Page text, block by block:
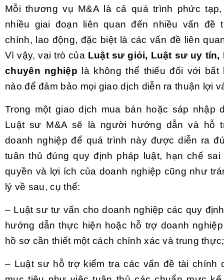
Mỗi thương vụ M&A là cả quá trình phức
nhiều giai đoạn liên quan đến nhiều vấn đề
chính, lao động, đặc biệt là các vấn đề liên
Vì vậy, vai trò của Luật sư giỏi, Luật sư uy tín,
chuyên nghiệp là không thể thiếu đối với bất
nào để đảm bảo mọi giao dịch diễn ra thuận lợi
Trong một giao dịch mua bán hoặc sáp nhập
Luật sư M&A sẽ là người hướng dẫn và hỗ
doanh nghiệp để quá trình này được diễn ra
tuân thủ đúng quy định pháp luật, hạn chế sai
quyền và lợi ích của doanh nghiệp cũng như
lý về sau, cụ thể:
– Luật sư tư vấn cho doanh nghiệp các quy
hướng dẫn thực hiện hoặc hỗ trợ doanh
hồ sơ cần thiết một cách chính xác và trung thực;
– Luật sư hỗ trợ kiểm tra các vấn đề tài chính